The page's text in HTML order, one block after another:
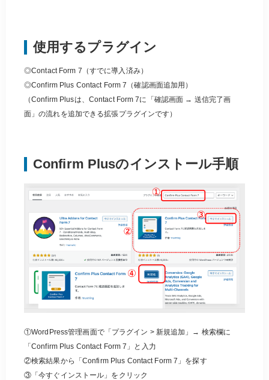
使用するプラグイン
◎Contact Form 7（すでに導入済み）
◎Confirm Plus Contact Form 7（確認画面追加用）
（Confirm Plusは、Contact Form 7に「確認画面 → 送信完了画
面」の流れを追加できる拡張プラグインです）
Confirm Plusのインストール手順
①WordPress管理画面で「プラグイン > 新規追加」→ 検索欄に
「Confirm Plus Contact Form 7」と入力
②検索結果から「Confirm Plus Contact Form 7」を探す
③「今すぐインストール」をクリック